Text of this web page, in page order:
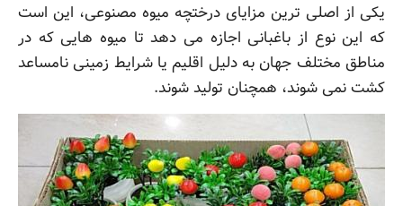
یکی از اصلی ترین مزایای درختچه میوه مصنوعی، این است
که این نوع از باغبانی اجازه می دهد تا میوه هایی که در
مناطق مختلف جهان به دلیل اقلیم یا شرایط زمینی نامساعد
کشت نمی شوند، همچنان تولید شوند.